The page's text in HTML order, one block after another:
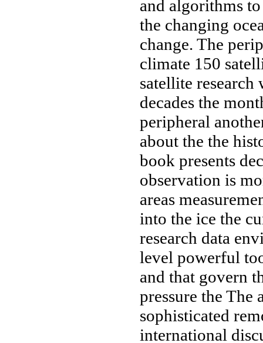
and algorithms
the changing
change. The
climate 150
satellite research
decades the
peripheral
about the the
book presents
observation is
areas
into the ice the
research data
level powerful
and that govern
pressure the The
sophisticated
international